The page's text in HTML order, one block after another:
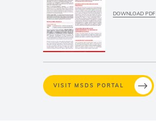
DOWNLOAD PDF
VISIT MSDS PORTAL